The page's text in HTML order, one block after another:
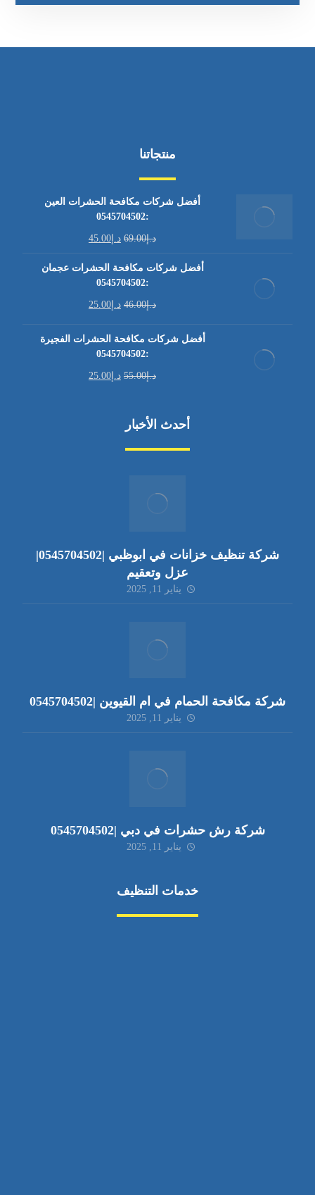
منتجاتنا
أفضل شركات مكافحة الحشرات العين
:0545704502
د.إ69.00 د.إ 45.00
أفضل شركات مكافحة الحشرات عجمان
:0545704502
د.إ46.00 د.إ 25.00
أفضل شركات مكافحة الحشرات الفجيرة
:0545704502
د.إ55.00 د.إ 25.00
أحدث الأخبار
شركة تنظيف خزانات في ابوظبي |0545704502|
عزل وتعقيم
يناير 11, 2025
شركة مكافحة الحمام في ام القيوين |0545704502
يناير 11, 2025
شركة رش حشرات في دبي |0545704502
يناير 11, 2025
خدمات التنظيف